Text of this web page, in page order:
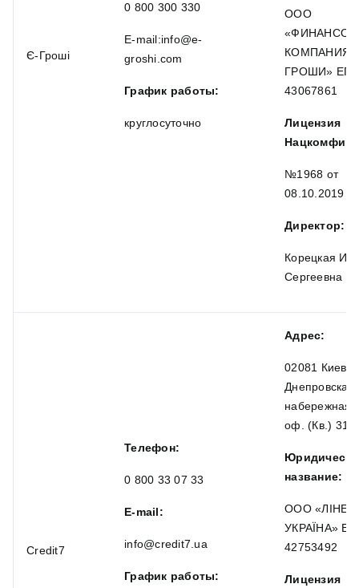
Є-Гроші
0 800 300 330
E-mail:info@e-
groshi.com
График работы:
круглосуточно
ООО
КОМПАНИЯ
ГРОШИ»
43067861
Лицензия
№1968 от
08.10.2019
Директор:
Корецкая
Сергеевна
Credit7
Телефон:
0 800 33 07 33
E-mail:
info@credit7.ua
График работы:
Адрес:
02081 Киев,
Днепровская
набережная,
оф. (Кв.) 318
название:
ООО
УКРАЇНА»
42753492
Лицензия